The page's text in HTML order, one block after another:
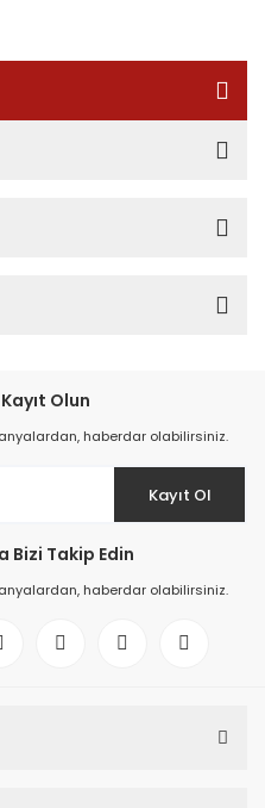
Olun
haberdar olabilirsiniz.
Kayıt Ol
Bizi Takip Edin
haberdar olabilirsiniz.